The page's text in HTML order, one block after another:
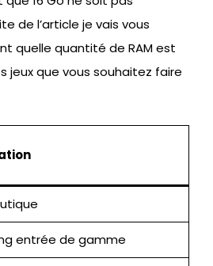
de l’article je vais vous
quelle quantité de RAM est
jeux que vous souhaitez faire
entrée de gamme